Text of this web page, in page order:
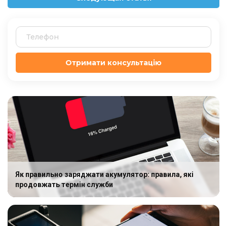
Отримати консультацію
Як правильно заряджати акумулятор: правила, які
продовжать термін служби